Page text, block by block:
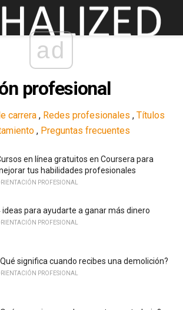
ad
profesional
carrera , Redes profesionales , Títulos
, Preguntas frecuentes
en línea gratuitos en Coursera para
tus habilidades profesionales
PROFESIONAL
ideas para ayudarte a ganar más dinero
PROFESIONAL
significa cuando recibes una demolición?
PROFESIONAL